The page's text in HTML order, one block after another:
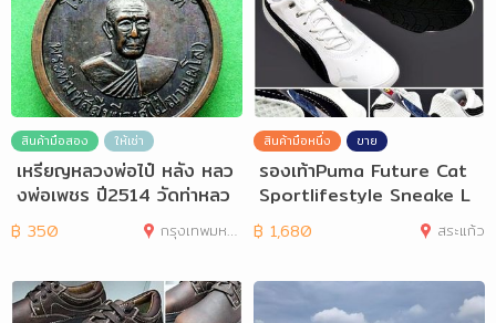
สินค้ามือสอง ให้เช่า
เหรียญหลวงพ่อไป๋ หลัง หลว
งพ่อเพชร ปี2514 วัดท่าหลว
ง จ.พิจิตร
฿ 350 กรุงเทพมหานคร
สินค้ามือหนึ่ง ขาย
รองเท้าPuma Future Cat
Sportlifestyle Sneake L
eather 40-45
฿ 1,680 สระแก้ว